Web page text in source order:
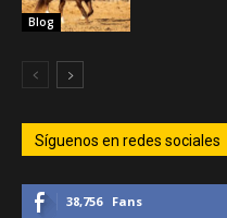
Blog
Síguenos en redes sociales
38,756 Fans